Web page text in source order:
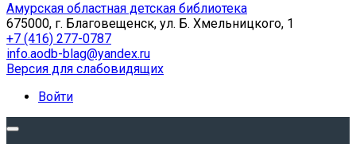
Амурская областная детская библиотека
675000, г. Благовещенск, ул. Б. Хмельницкого, 1
+7 (416) 277-0787
info.aodb-blag@yandex.ru
Версия для слабовидящих
Войти